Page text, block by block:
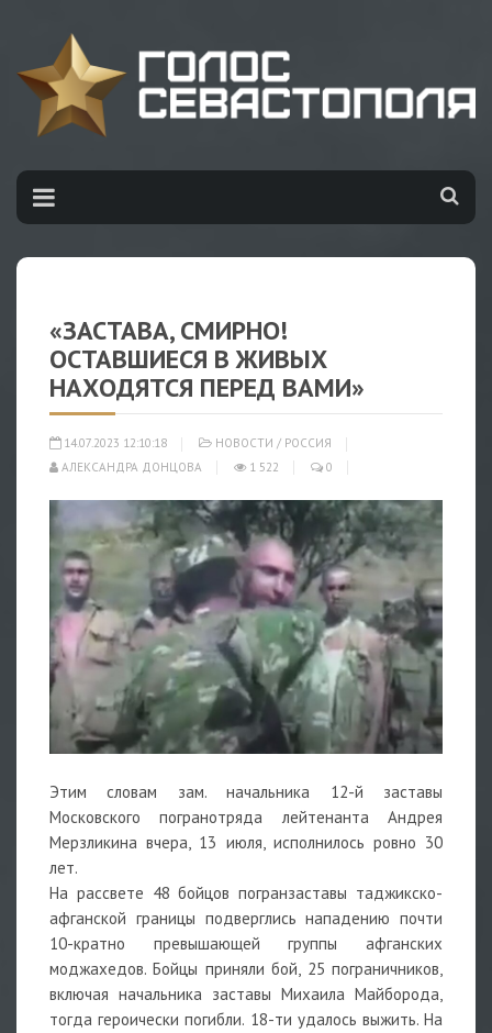
«ЗАСТАВА, СМИРНО!
ОСТАВШИЕСЯ В ЖИВЫХ
НАХОДЯТСЯ ПЕРЕД ВАМИ»
14.07.2023 12:10:18 НОВОСТИ / РОССИЯ
АЛЕКСАНДРА ДОНЦОВА
1 522 0
Этим словам зам. начальника 12-й заставы
Московского погранотряда лейтенанта Андрея
Мерзликина вчера, 13 июля, исполнилось ровно 30
лет.
На рассвете 48 бойцов погранзаставы таджикско-
афганской границы подверглись нападению почти
10-кратно превышающей группы афганских
моджахедов. Бойцы приняли бой, 25 пограничников,
включая начальника заставы Михаила Майборода,
тогда героически погибли. 18-ти удалось выжить. На